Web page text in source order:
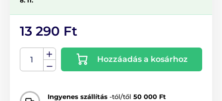
13 290 Ft
Hozzáadás a kosárhoz
Ingyenes szállítás -tól/től 50 000 Ft